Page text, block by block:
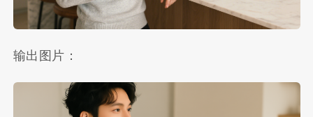
输出图片：